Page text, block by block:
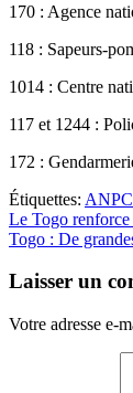
170 : Agence
118 : Sapeurs-
1014 : Centre
117 et 1244 :
172 :
Étiquettes: ANPC
Navigation
de
l’article
Le Togo
Togo : De
Laisser un
Votre adresse e-